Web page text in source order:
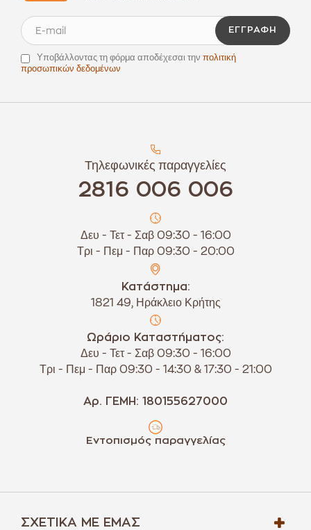
ΕΓΓΡΑΦΉ
Υποβάλλοντας τη φόρμα αποδέχεσαι την πολιτική
προσωπικών δεδομένων
Τηλεφωνικές παραγγελίες
2816 006 006
Δευ - Τετ - Σαβ 09:30 - 16:00
Τρι - Πεμ - Παρ 09:30 - 20:00
Κατάστημα:
1821 49, Ηράκλειο Κρήτης
Ωράριο Καταστήματος:
Δευ - Τετ - Σαβ 09:30 - 16:00
Τρι - Πεμ - Παρ 09:30 - 14:30 & 17:30 - 21:00
Αρ. ΓΕΜΗ: 180155627000
Εντοπισμός παραγγελίας
ΣΧΕΤΙΚΆ ΜΕ ΕΜΆΣ